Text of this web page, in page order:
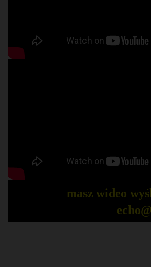
masz wideo